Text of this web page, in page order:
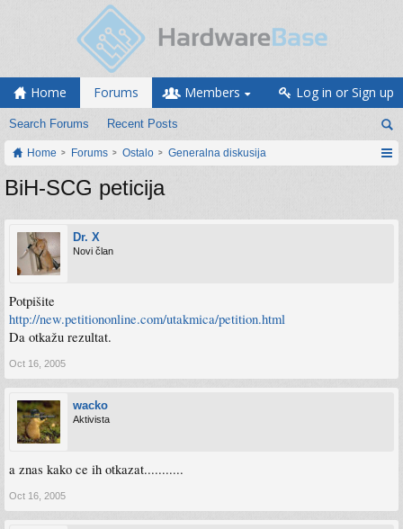
Home Forums
Search Forums Recent Posts
Members Log in or Sign up
Home Forums Ostalo Generalna diskusija
BiH-SCG peticija
Dr. X
Novi član
Potpišite
http://new.petitiononline.com/utakmica/petition.html
Da otkažu rezultat.
Oct 16, 2005
wacko
Aktivista
a znas kako ce ih otkazat...........
Oct 16, 2005